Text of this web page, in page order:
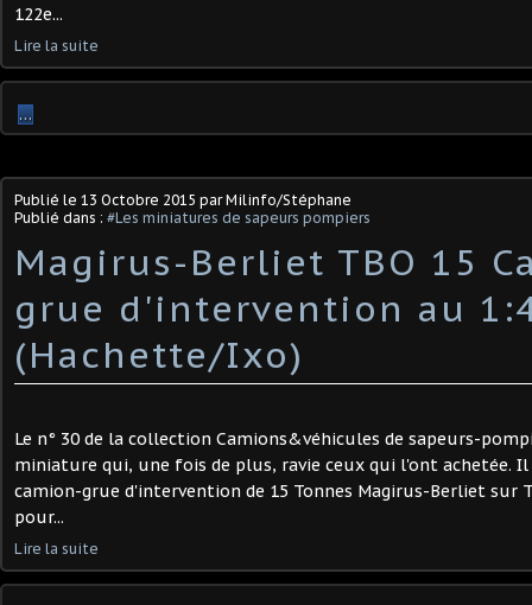
122e...
Lire la suite
…
Publié le 13 Octobre 2015 par Milinfo/Stéphane
Publié dans : #Les miniatures de sapeurs pompiers
Magirus-Berliet TBO 15
grue d'intervention au
(Hachette/Ixo)
Le n° 30 de la collection Camions&véhicules de sapeurs-
miniature qui, une fois de plus, ravie ceux qui l'ont achetée.
camion-grue d'intervention de 15 Tonnes Magirus-Berliet sur
pour...
Lire la suite